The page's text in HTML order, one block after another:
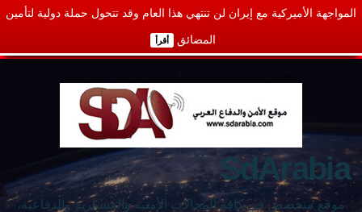
المواجهة الأميركية مع إيران لن تنتهي هذا العام وقد تتحول حملة دولية لتأمين
المضائق أقرأ
SdArabia
موقع متخصص في كافة المجالات الأمنية والعسكرية والدفاعية،